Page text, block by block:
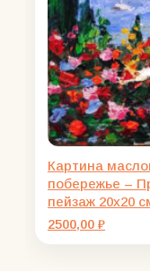
Картина
побережье –
пейзаж 20х20
2500,00 ₽